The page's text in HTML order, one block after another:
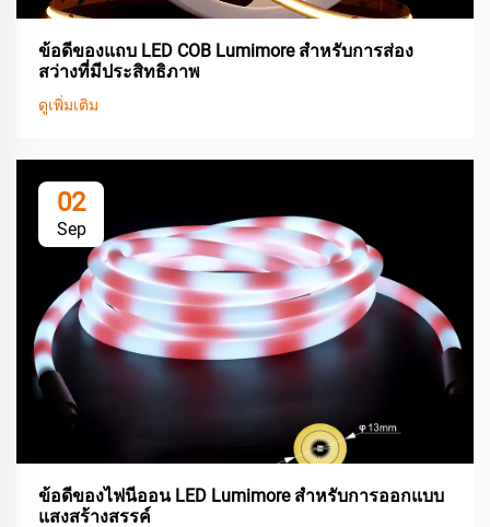
ข้อดีของแถบ LED COB Lumimore สำหรับการส่อง
สว่างที่มีประสิทธิภาพ
ดูเพิ่มเติม
02
Sep
ข้อดีของไฟนีออน LED Lumimore สำหรับการออกแบบ
แสงสร้างสรรค์